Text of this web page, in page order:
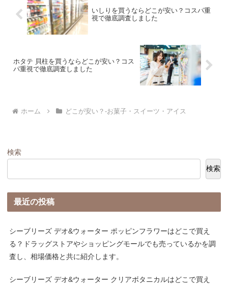
いしりを買うならどこが安い？コスパ重
視で徹底調査しました
ホタテ 貝柱を買うならどこが安い？コス
パ重視で徹底調査しました
ホーム どこが安い？-お菓子・スイーツ・アイス
検索
検索
最近の投稿
シーブリーズ デオ&ウォーター ポッピンフラワーはどこで買え
る？ドラッグストアやショッピングモールでも売っているかを調
査し、相場価格と共に紹介します。
シーブリーズ デオ&ウォーター クリアボタニカルはどこで買え